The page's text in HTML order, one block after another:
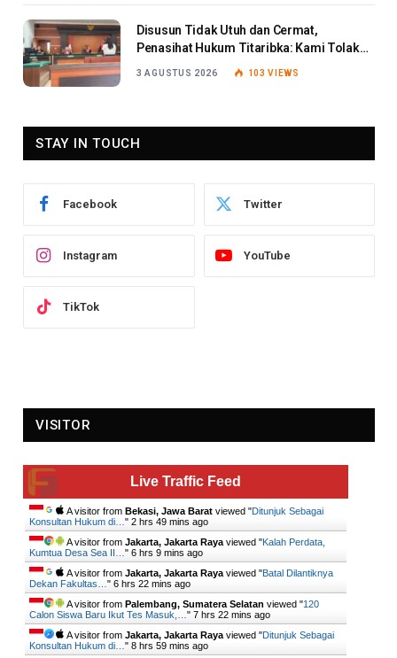
Disusun Tidak Utuh dan Cermat,
Penasihat Hukum Titaribka: Kami Tolak
3 AGUSTUS 2026 103VIEWS
STAY IN TOUCH
Facebook Twitter
Instagram YouTube
TikTok
VISITOR
Live Traffic Feed
A visitor from Bekasi, Jawa Barat viewed "Ditunjuk Sebagai
Konsultan Hukum di… " 2 hrs 49 mins ago
A visitor from Jakarta, Jakarta Raya viewed "Kalah Perdata,
Kumtua Desa Sea II… " 6 hrs 9 mins ago
A visitor from Jakarta, Jakarta Raya viewed "Batal Dilantiknya
Dekan Fakultas… " 6 hrs 22 mins ago
A visitor from Palembang, Sumatera Selatan viewed "120
Calon Siswa Baru Ikut Tes Masuk,… " 7 hrs 22 mins ago
A visitor from Jakarta, Jakarta Raya viewed "Ditunjuk Sebagai
Konsultan Hukum di… " 8 hrs 59 mins ago